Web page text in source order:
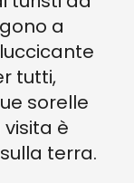
a
tutti,
sorelle
è
terra.